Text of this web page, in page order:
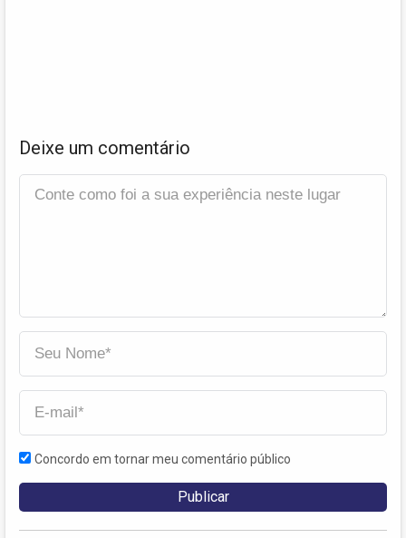
Deixe um comentário
Concordo em tornar meu comentário público